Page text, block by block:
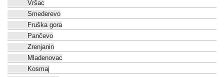
Vršac
Smederevo
Fruška gora
Pančevo
Zrenjanin
Mladenovac
Kosmaj